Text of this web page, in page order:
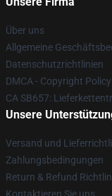
Über uns
Allgemeine
Datenschutzrichtlinien
DMCA - Copyright Policy
CA SB657:
Unsere
Versand und
Zahlungsbedingungen
Return & Refund